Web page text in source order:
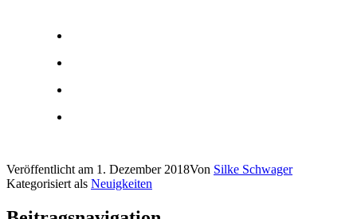
Veröffentlicht am 1. Dezember 2018Von Silke Schwager
Kategorisiert als Neuigkeiten